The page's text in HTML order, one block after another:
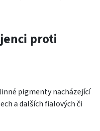
proti
pigmenty nacházející
a dalších fialových či